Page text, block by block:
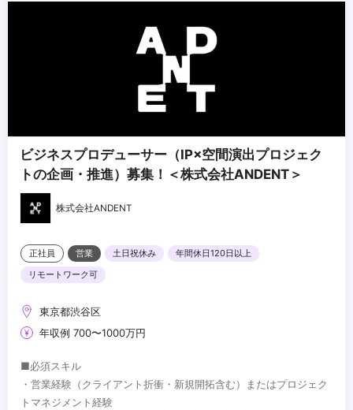
ビジネスプロデューサー（IP×空間演出プロジェク
トの企画・推進）募集！＜株式会社ANDENT＞
株式会社ANDENT
正社員 営業 土日祝休み
年間休日120日以上
リモートワーク可
東京都渋谷区
年収例 700〜1000万円
■必須スキル
・営業経験（クライアント折衝・新規開拓含む）またはプロジェク
トマネジメント経験